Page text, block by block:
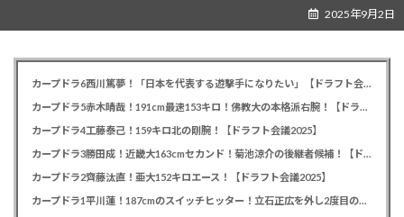
2025年9月2日
カープドラ6西川篤夢！「日本を代表する遊撃手になりたい」【ドラフト会議2025】
カープドラ5赤木晴哉！191cm最速153キロ！佛教大の本格派右腕！【ドラフト会議2025】
カープドラ4工藤泰己！159キロ北の剛腕！【ドラフト会議2025】
カープドラ3勝田成！近畿大163cmセカンド！菊池涼介の後継者候補！【ドラフト会議2025】
カープドラ2齊藤汰直！亜大152キロエース！【ドラフト会議2025】
カープドラ1平川蓮！187cmのスイッチヒッター！立石正広を外し2度目の重複も新井監督がクジを引き当てる！【ドラフト会議2025】